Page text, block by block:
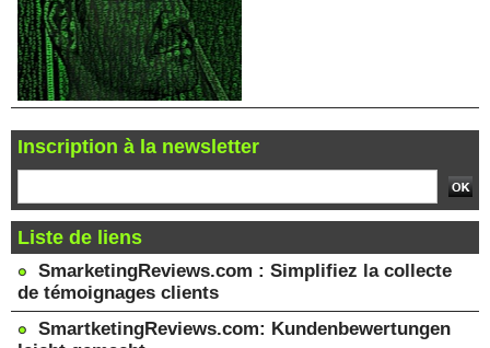
Inscription à la newsletter
Liste de liens
SmarketingReviews.com : Simplifiez la collecte
de témoignages clients
SmartketingReviews.com: Kundenbewertungen